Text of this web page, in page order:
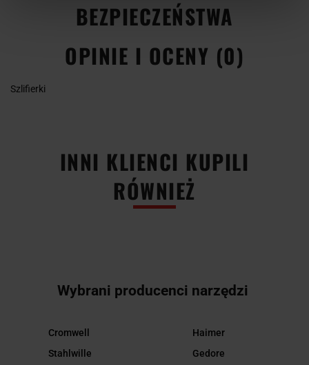
BEZPIECZEŃSTWA
OPINIE I OCENY (0)
Szlifierki
INNI KLIENCI KUPILI
RÓWNIEŻ
Wybrani producenci narzędzi
Cromwell
Stahlwille
Haimer
Gedore